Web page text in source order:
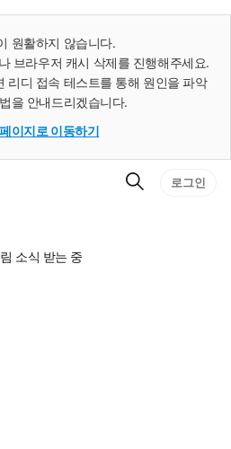
원활하지 않습니다.
브라우저 캐시 삭제를 진행해주세요.
리디 접속 테스트를 통해 원인을 파악
을 안내드리겠습니다.
이지로 이동하기
검
로그인
소식 받는 중